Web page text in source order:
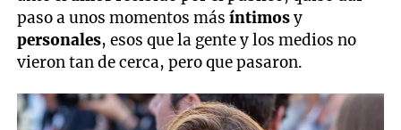
paso a unos momentos másíntimosy
personales, esos que la gente y los medios no
vieron tan de cerca, pero que pasaron.